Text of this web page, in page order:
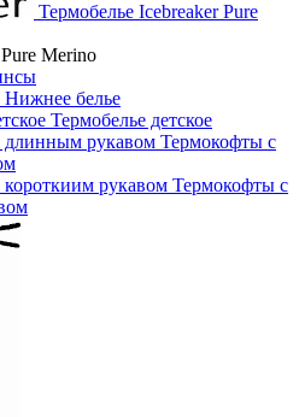
Термобелье Icebreaker Pure
Merino
Нижнее белье
Термобелье детское
Термокофты с
Термокофты с